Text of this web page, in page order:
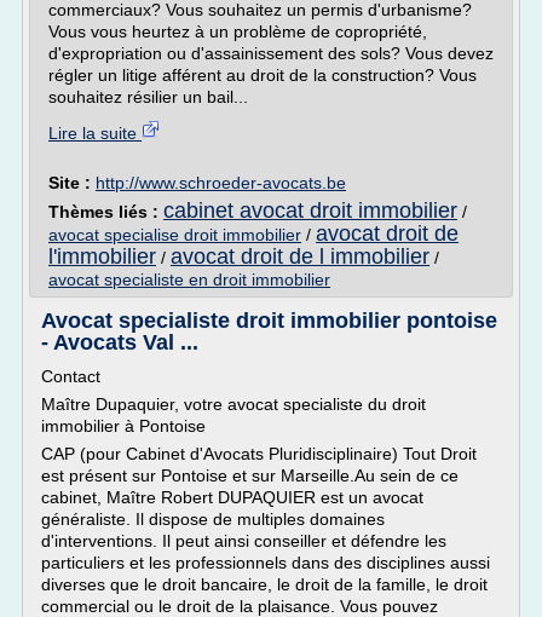
commerciaux? Vous souhaitez un permis d'urbanisme?
Vous vous heurtez à un problème de copropriété,
d'expropriation ou d'assainissement des sols? Vous devez
régler un litige afférent au droit de la construction? Vous
souhaitez résilier un bail...
Lire la suite
Site : http://www.schroeder-avocats.be
Thèmes liés : cabinet avocat droit immobilier /
avocat specialise droit immobilier / avocat droit de
l'immobilier / avocat droit de l immobilier /
avocat specialiste en droit immobilier
Avocat specialiste droit immobilier pontoise
- Avocats Val ...
Contact
Maître Dupaquier, votre avocat specialiste du droit
immobilier à Pontoise
CAP (pour Cabinet d'Avocats Pluridisciplinaire) Tout Droit
est présent sur Pontoise et sur Marseille.Au sein de ce
cabinet, Maître Robert DUPAQUIER est un avocat
généraliste. Il dispose de multiples domaines
d'interventions. Il peut ainsi conseiller et défendre les
particuliers et les professionnels dans des disciplines aussi
diverses que le droit bancaire, le droit de la famille, le droit
commercial ou le droit de la plaisance. Vous pouvez